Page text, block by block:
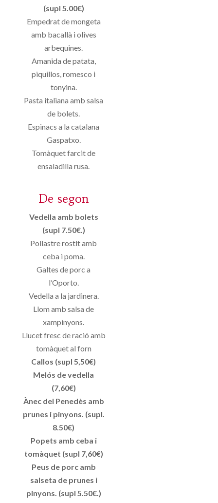
(supl 5.00€)
Empedrat de mongeta
amb bacallà i olives
arbequines.
Amanida de patata,
piquillos, romesco i
tonyina.
Pasta italiana amb salsa
de bolets.
Espinacs a la catalana
Gaspatxo.
Tomàquet farcit de
ensaladilla rusa.
De segon
Vedella amb bolets
(supl 7.50€.)
Pollastre rostit amb
ceba i poma.
Galtes de porc a
l’Oporto.
Vedella a la jardinera.
Llom amb salsa de
xampinyons.
Llucet fresc de ració amb
tomàquet al forn
Callos (supl 5,50€)
Melós de vedella
(7,60€)
Ànec del Penedès amb
prunes i pinyons. (supl.
8.50€)
Popets amb ceba i
tomàquet (supl 7,60€)
Peus de porc amb
salseta de prunes i
pinyons. (supl 5.50€.)